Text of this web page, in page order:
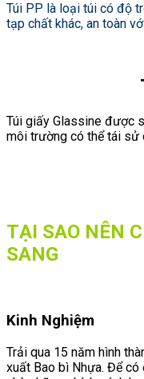
Túi PP là loại túi có độ
tạp chất khác, an toàn
Túi giấy Glassine được
môi trường có thể tái sử
TẠI SAO NÊN
SANG
Kinh Nghiệm
Trải qua 15 năm hình
xuất Bao bì Nhựa. Để có